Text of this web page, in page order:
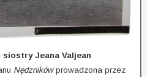
Jeana Valjean
Nędznikówprowadzona przez